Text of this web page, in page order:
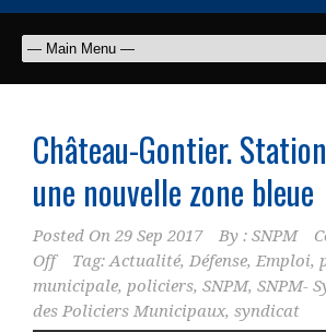
Château-Gontier.
une nouvelle zone bleue
Posted On 29 Sep 2017 By : SNPM
Off
Tag:Actualité, Défense, Emploi,
municipale, policiers, SNPM, SNPM-
des Policiers Municipaux, syndicat